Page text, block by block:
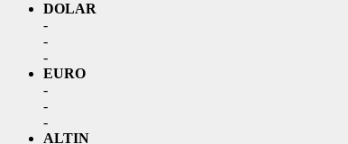
DOLAR
-
-
-
EURO
-
-
-
ALTIN